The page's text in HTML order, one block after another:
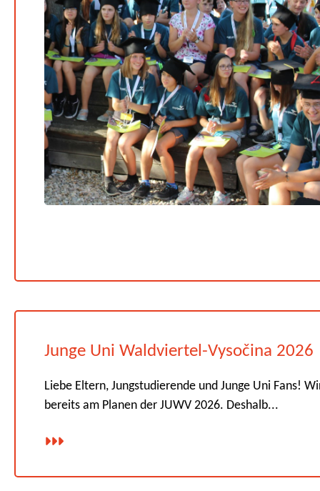
Junge Uni Waldviertel-Vysočina 2026
Liebe Eltern, Jungstudierende und Junge Uni Fans!
bereits am Planen der JUWV 2026. Deshalb...